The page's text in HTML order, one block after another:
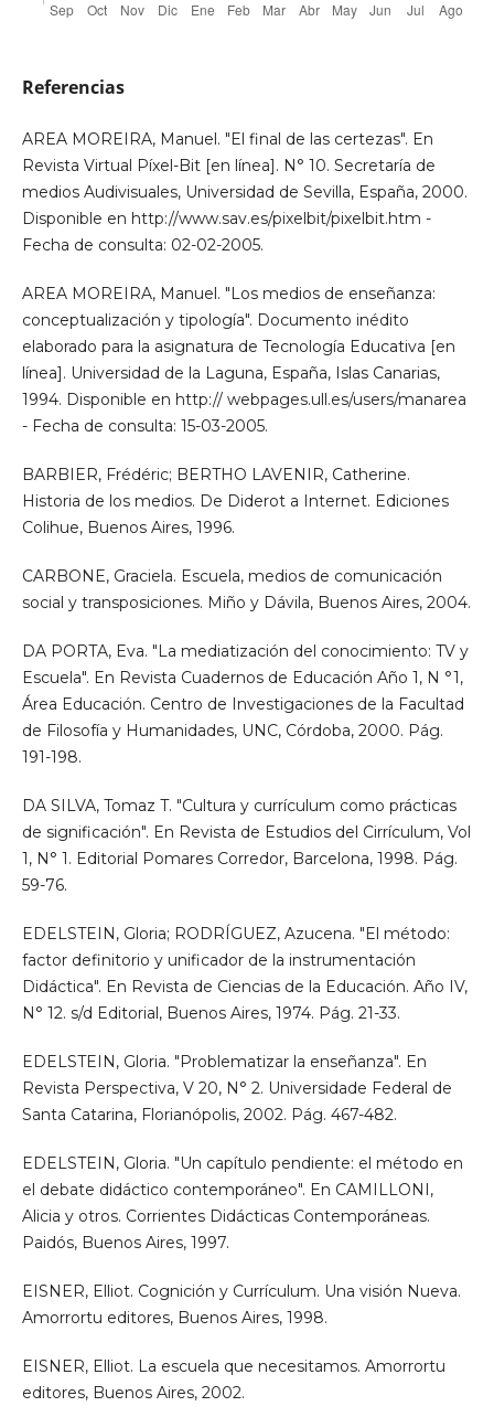
Referencias
AREA MOREIRA, Manuel. "El final de las certezas". En
Revista Virtual Píxel-Bit [en línea]. N° 10. Secretaría de
medios Audivisuales, Universidad de Sevilla, España, 2000.
Disponible en http://www.sav.es/pixelbit/pixelbit.htm -
Fecha de consulta: 02-02-2005.
AREA MOREIRA, Manuel. "Los medios de enseñanza:
conceptualización y tipología". Documento inédito
elaborado para la asignatura de Tecnología Educativa [en
línea]. Universidad de la Laguna, España, Islas Canarias,
1994. Disponible en http:// webpages.ull.es/users/manarea
- Fecha de consulta: 15-03-2005.
BARBIER, Frédéric; BERTHO LAVENIR, Catherine.
Historia de los medios. De Diderot a Internet. Ediciones
Colihue, Buenos Aires, 1996.
CARBONE, Graciela. Escuela, medios de comunicación
social y transposiciones. Miño y Dávila, Buenos Aires, 2004.
DA PORTA, Eva. "La mediatización del conocimiento: TV y
Escuela". En Revista Cuadernos de Educación Año 1, N °1,
Área Educación. Centro de Investigaciones de la Facultad
de Filosofía y Humanidades, UNC, Córdoba, 2000. Pág.
191-198.
DA SILVA, Tomaz T. "Cultura y currículum como prácticas
de significación". En Revista de Estudios del Cirrículum, Vol
1, N° 1. Editorial Pomares Corredor, Barcelona, 1998. Pág.
59-76.
EDELSTEIN, Gloria; RODRÍGUEZ, Azucena. "El método:
factor definitorio y unificador de la instrumentación
Didáctica". En Revista de Ciencias de la Educación. Año IV,
N° 12. s/d Editorial, Buenos Aires, 1974. Pág. 21-33.
EDELSTEIN, Gloria. "Problematizar la enseñanza". En
Revista Perspectiva, V 20, N° 2. Universidade Federal de
Santa Catarina, Florianópolis, 2002. Pág. 467-482.
EDELSTEIN, Gloria. "Un capítulo pendiente: el método en
el debate didáctico contemporáneo". En CAMILLONI,
Alicia y otros. Corrientes Didácticas Contemporáneas.
Paidós, Buenos Aires, 1997.
EISNER, Elliot. Cognición y Currículum. Una visión Nueva.
Amorrortu editores, Buenos Aires, 1998.
EISNER, Elliot. La escuela que necesitamos. Amorrortu
editores, Buenos Aires, 2002.